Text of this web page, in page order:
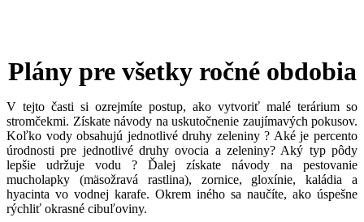
Plány pre všetky ročné obdobia
V tejto časti si ozrejmíte postup, ako vytvoriť malé terárium so
stromčekmi. Získate návody na uskutočnenie zaujímavých pokusov.
Koľko vody obsahujú jednotlivé druhy zeleniny ? Aké je percento
úrodnosti pre jednotlivé druhy ovocia a zeleniny? Aký typ pôdy
lepšie udržuje vodu ? Ďalej získate návody na pestovanie
mucholapky (mäsožravá rastlina), zornice, gloxínie, kaládia a
hyacinta vo vodnej karafe. Okrem iného sa naučíte, ako úspešne
rýchliť okrasné cibuľoviny.